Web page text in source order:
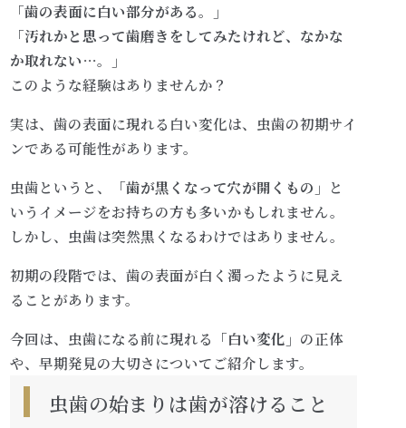
医院案内
お知らせ
TEL048-521-0001
9:00-13:00／14:30-18:30
「歯の表面に白い部分がある。」
「汚れかと思って歯磨きをしてみたけれど、なかな
か取れない…。」
このような経験はありませんか？
実は、歯の表面に現れる白い変化は、虫歯の初期サイ
ンである可能性があります。
虫歯というと、
「歯が黒くなって穴が開くもの」 と
いうイメージをお持ちの方も多いかもしれません。
しかし、虫歯は突然黒くなるわけではありません。
初期の段階では、歯の表面が白く濁ったように見え
ることがあります。
今回は、虫歯になる前に現れる 「白い変化」 の正体
や、早期発見の大切さについてご紹介します。
虫歯の始まりは歯が溶けること